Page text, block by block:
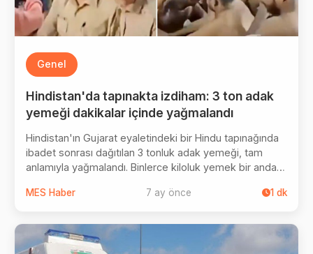
Genel
Hindistan'da tapınakta izdiham: 3 ton adak
yemeği dakikalar içinde yağmalandı
Hindistan'ın Gujarat eyaletindeki bir Hindu tapınağında
ibadet sonrası dağıtılan 3 tonluk adak yemeği, tam
anlamıyla yağmalandı. Binlerce kiloluk yemek bir anda
görüntüler sosyal medyada gündem oldu.
MES Haber 7 ay önce 1 dk